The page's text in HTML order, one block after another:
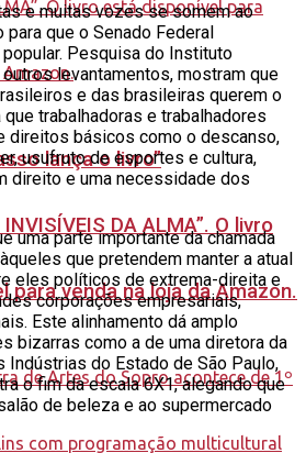
lança o livro”
INVISÍVEIS DA ALMA”. O livro
para venda na loja da Amazon.
e muitas vozes se somem ao
que o Senado Federal
Pesquisa do Instituto
levantamentos, mostram que
e das brasileiras querem o
trabalhadoras e trabalhadores
direitos básicos como o descanso,
usufruto de esportes e cultura,
direito e uma necessidade dos
uma parte importante da chamada
que pretendem manter a atual
eles políticos de extrema-direita e
corporações empresariais,
Este alinhamento dá amplo
bizarras como a de uma diretora da
Indústrias do Estado de São Paulo,
o fim da escala 6X1, alegando que
de beleza e ao supermercado